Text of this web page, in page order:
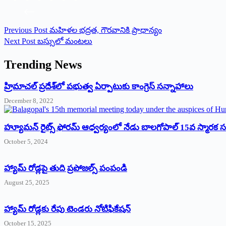
Previous Post మహిళల భద్రత, గౌరవానికి ప్రాధాన్యం
Next Post బస్సులో మంటలు
Trending News
‌హ్రిమాచల్‌ ‌ప్రదేశ్‌లో పభుత్వ ఏర్పాటుకు కాంగ్రెస్‌ ‌సన్నాహాలు
December 8, 2022
హ్యూమన్‌ రైట్స్‌ ఫోరమ్‌ ఆధ్వర్యంలో నేడు బాలగోపాల్‌ 15వ స్మారక
October 5, 2024
హ్యామ్‌ రోడ్లపై తుది ప్రపోజల్స్‌ పంపండి
August 25, 2025
హ్యామ్‌ రోడ్లకు రేపు టెండరు నోటిఫికేషన్‌
October 15, 2025